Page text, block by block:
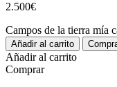
2.500€
Campos de la tierra mía
Añadir al carrito
Añadir al carrito
Comprar